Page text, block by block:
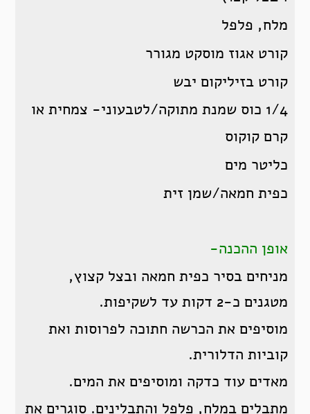
מלח, פלפל
קורט אגוז מוסקט מגורר
קורט בזיליקום יבש
1/4 כוס שמנת מתוקה/לטבעוני- צמחית או
קרם קוקוס
כליטר מים
כפית חמאה/שמן זית
אופן ההכנה-
מניחים בסיר כפית חמאה ובצל קצוץ,
מטגנים כ-2 דקות עד לשקיפות.
מוסיפים את הכרשה חתוכה לפרוסות ואת
קוביות הדלורית.
מאדים עוד כדקה ומוסיפים את המים.
מתבלים במלח, פלפל והתבלינים. סוגרים את